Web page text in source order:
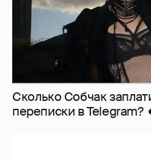
Сколько Собчак
перeписки в Telegram?